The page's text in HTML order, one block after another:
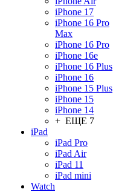
iPhone 17
iPhone 16 Pro
Max
iPhone 16 Pro
iPhone 16e
iPhone 16 Plus
iPhone 16
iPhone 15 Plus
iPhone 15
iPhone 14
+ ЕЩЕ 7
iPad
iPad Pro
iPad Air
iPad 11
iPad mini
Watch